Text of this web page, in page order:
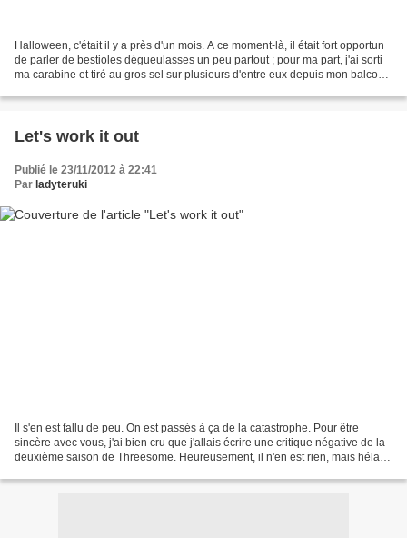
Halloween, c'était il y a près d'un mois. A ce moment-là, il était fort opportun
de parler de bestioles dégueulasses un peu partout ; pour ma part, j'ai sorti
ma carabine et tiré au gros sel sur plusieurs d'entre eux depuis mon balcon
Let's work it out
Publié le 23/11/2012 à 22:41
Par ladyteruki
Il s'en est fallu de peu. On est passés à ça de la catastrophe. Pour être
sincère avec vous, j'ai bien cru que j'allais écrire une critique négative de la
deuxième saison de Threesome. Heureusement, il n'en est rien, mais hélas